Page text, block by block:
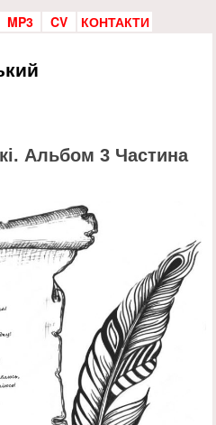
MP3 CV КОНТАКТИ
Альбом 3 Частина